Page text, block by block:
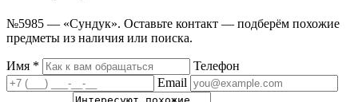
№5985 — «Сундук». Оставьте контакт — подберём похожие
предметы из наличия или поиска.
Имя *
Телефон
Email